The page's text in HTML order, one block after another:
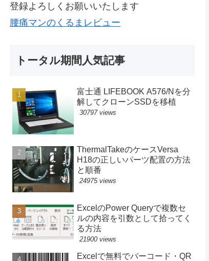
登録よろしくお願いいたします
腰痛マンのくるまレビュー
トータル期間人気記事
富士通 LIFEBOOK A576/Nを分
解してクローンSSDを移植
30797 views
ThermalTakeのケースVersa
H18の正しいパーツ配置の方法
と順番
24975 views
ExcelのPower Queryで複数セ
ルの内容を引数として拾ってく
る方法
21900 views
Excelで無料でバーコード・QR